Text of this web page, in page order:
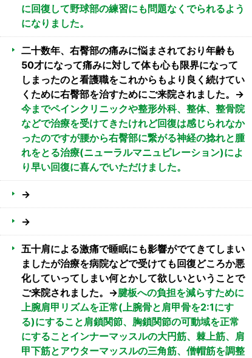
に回復して野球部の練習にも問題なくでられるよう
になりました。
二十数年、右臀部の痛みに悩まされており年齢も
50才になって痛みに対して体も心も限界になって
しまったのと看護職をこれからもより良く続けてい
くために右臀部を治すためにご来院されました。→
今までペインクリニックや整形外科、整体、整骨院
などで治療を受けてきたけれど回復は感じられなか
ったのですが腰から右臀部に繋がる神経の捻れと腫
れをとる治療(ニューラルマニュピレーション)によ
り早い回復に喜んでいただけました。
→
→
五十肩による激痛で睡眠にも影響がでてきてしまい
ましたが治療を病院などで受けても回復どころか悪
化していってしまい何とかして欲しいということで
ご来院されました。→腱板への負担を減らすために
上腕肩甲リズムを正常(上腕骨と肩甲骨を2:1にす
る)にすること肩鎖関節、胸鎖関節の可動域を正常
にすることインナーマッスルの大円筋、棘上筋、肩
甲下筋とアウターマッスルの三角筋、僧帽筋を調整